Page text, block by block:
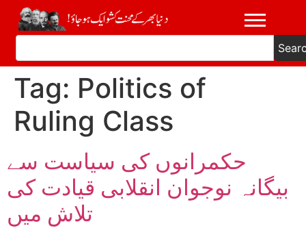
Tag: Politics of
Ruling Class
حکمرانوں کی سیاست سے
بیگانہ نوجوان انقلابی قیادت کی
تلاش میں